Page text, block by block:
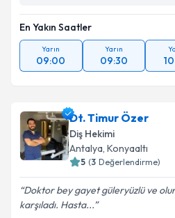
En Yakın Saatler
Yarın
09:00
Yarın
09:30
Dt. Timur Özer
Diş Hekimi
Antalya, Konyaaltı
5 (3 Değerlendirme)
Doktor bey gayet güleryüzlü ve
karşıladı. Hasta...